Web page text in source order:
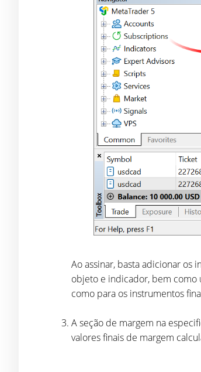
Ao assinar, basta adicionar os
objeto e indicador, bem como
como para os instrumentos
A seção de margem na
valores finais de margem